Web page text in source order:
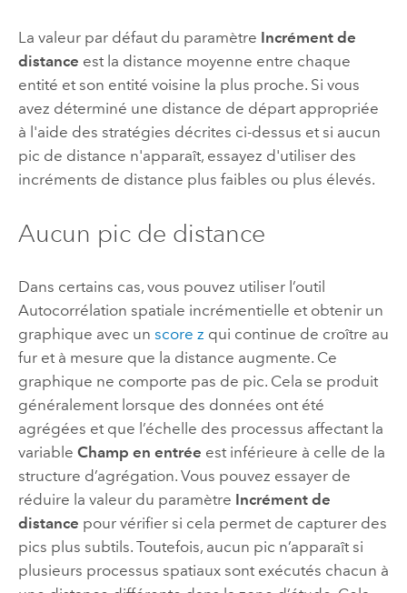
La valeur par défaut du paramètre Incrément de
distance est la distance moyenne entre chaque
entité et son entité voisine la plus proche. Si vous
avez déterminé une distance de départ appropriée
à l'aide des stratégies décrites ci-dessus et si aucun
pic de distance n'apparaît, essayez d'utiliser des
incréments de distance plus faibles ou plus élevés.
Aucun pic de distance
Dans certains cas, vous pouvez utiliser l’outil
Autocorrélation spatiale incrémentielle et obtenir un
graphique avec un score z qui continue de croître au
fur et à mesure que la distance augmente. Ce
graphique ne comporte pas de pic. Cela se produit
généralement lorsque des données ont été
agrégées et que l’échelle des processus affectant la
variable Champ en entrée est inférieure à celle de la
structure d’agrégation. Vous pouvez essayer de
réduire la valeur du paramètre Incrément de
distance pour vérifier si cela permet de capturer des
pics plus subtils. Toutefois, aucun pic n’apparaît si
plusieurs processus spatiaux sont exécutés chacun à